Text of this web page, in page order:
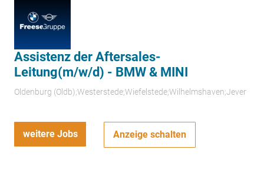
Assistenz der Aftersales-
Leitung(m/w/d) - BMW & MINI
Oldenburg (Oldb);Westerstede;Wiefelstede;Wilhelmshaven;Jever
weitere Jobs Anzeige schalten